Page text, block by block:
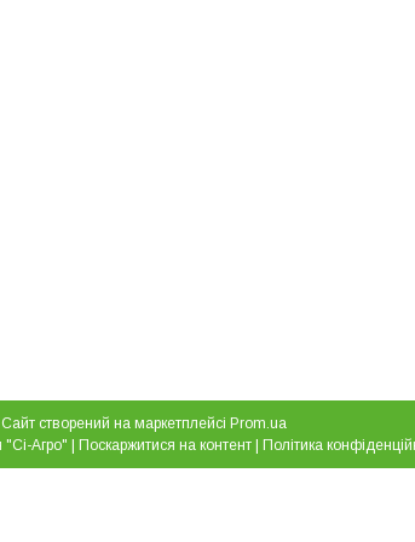
Сайт створений на маркетплейсі Prom.ua
ТОВ "Торгова Компанія "Сі-Агро" | Поскаржитися на контент | Політика